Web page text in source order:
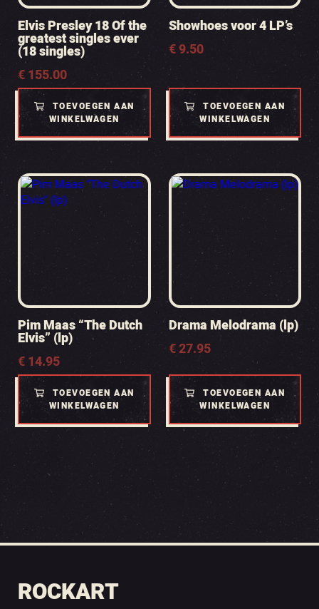
Elvis Presley 18 Of the
greatest singles ever
(18 singles)
€155.00
TOEVOEGEN AAN
WINKELWAGEN
Showhoes voor 4 LP’s
€9.50
TOEVOEGEN AAN
WINKELWAGEN
Pim Maas “The Dutch
Elvis” (lp)
€14.95
TOEVOEGEN AAN
WINKELWAGEN
Drama Melodrama (lp)
€27.95
TOEVOEGEN AAN
WINKELWAGEN
ROCKART